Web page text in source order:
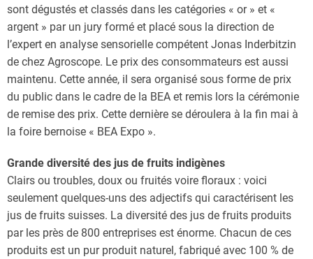
sont dégustés et classés dans les catégories « or » et «
argent » par un jury formé et placé sous la direction de
l’expert en analyse sensorielle compétent Jonas Inderbitzin
de chez Agroscope. Le prix des consommateurs est aussi
maintenu. Cette année, il sera organisé sous forme de prix
du public dans le cadre de la BEA et remis lors la cérémonie
de remise des prix. Cette dernière se déroulera à la fin mai à
la foire bernoise « BEA Expo ».
Grande diversité des jus de fruits indigènes
Clairs ou troubles, doux ou fruités voire floraux : voici
seulement quelques-uns des adjectifs qui caractérisent les
jus de fruits suisses. La diversité des jus de fruits produits
par les près de 800 entreprises est énorme. Chacun de ces
produits est un pur produit naturel, fabriqué avec 100 % de